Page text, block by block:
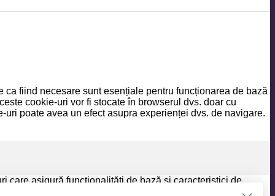
fiind necesare sunt esențiale pentru funcționarea de bază
cookie-uri vor fi stocate în browserul dvs. doar cu
poate avea un efect asupra experienței dvs. de navigare.
care asigură funcționalități de bază și caracteristici de